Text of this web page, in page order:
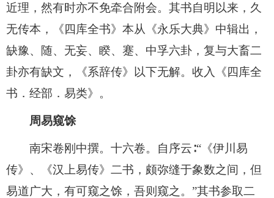
近理，然有时亦不免牵合附会。其书自明以来，久
无传本，《四库全书》本从《永乐大典》中辑出，
缺豫、随、无妄、睽、蹇、中孚六卦，复与大畜二
卦亦有缺文，《系辞传》以下无解。收入《四库全
书．经部．易类》。
周易窥馀
南宋卷刚中撰。十六卷。自序云∶“《伊川易
传》、《汉上易传》二书，颇弥缝于象数之间，但
易道广大，有可窥之馀，吾则窥之。”其书参取二